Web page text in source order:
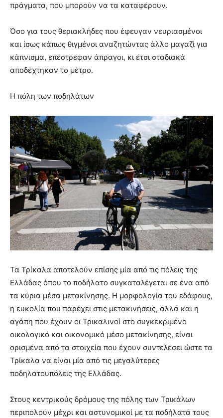
πράγματα, που μπορούν να τα καταφέρουν.
Όσο για τους θεριακλήδες που έφευγαν νευριασμένοι
και ίσως κάπως θιγμένοι αναζητώντας άλλο μαγαζί για
κάπνισμα, επέστρεφαν άπραγοι, κι έτσι σταδιακά
αποδέχτηκαν το μέτρο.
Η πόλη των ποδηλάτων
Τα Τρίκαλα αποτελούν επίσης μία από τις πόλεις της
Ελλάδας όπου το ποδήλατο συγκαταλέγεται σε ένα από
τα κύρια μέσα μετακίνησης. Η μορφολογία του εδάφους,
η ευκολία που παρέχει στις μετακινήσεις, αλλά και η
αγάπη που έχουν οι Τρικαλινοί στο συγκεκριμένο
οικολογικό και οικονομικό μέσο μετακίνησης, είναι
ορισμένα από τα στοιχεία που έχουν συντελέσει ώστε τα
Τρίκαλα να είναι μία από τις μεγαλύτερες
ποδηλατουπόλεις της Ελλάδας.
Στους κεντρικούς δρόμους της πόλης των Τρικάλων
περιπολούν μέχρι και αστυνομικοί με τα ποδήλατά τους